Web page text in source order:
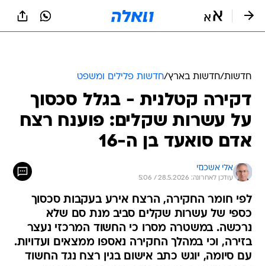
חדשות/חדשות בארץ/חדשות פלילים ומשפט
דקירה קטלנית - בגלל סכסוך
על עשרות שקלים: פוענח רצח
אדם סואעד בן ה-16
אלי אשכנזי
עודכן לאחרונה: 28.5.2026 / 5:06
לפי חומר החקירה, הרצח אירע בעקבות סכסוך
כספי של עשרות שקלים סביב מנת סם שלא
נרכשה. במשטרה מסרו כי החשוד המרכזי נעצר
בזירה, וכי במהלך החקירה נאספו ממצאים ועדויות.
עם סיומה, יוגש כתב אישום בגין רצח נגד החשוד